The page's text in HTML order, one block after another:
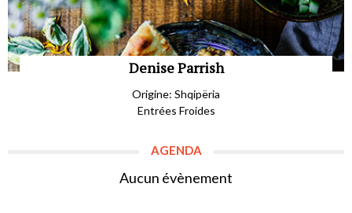
Denise Parrish
Origine: Shqipëria
Entrées Froides
AGENDA
Aucun évènement